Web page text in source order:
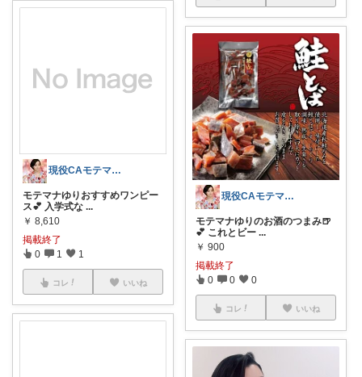
現役CAモテマナゆり
モテマナゆりおすすめワンピー
ス💕 入学式な ...
￥ 8,610
掲載終了
0 1 1
コレ いいね
現役CAモテマナゆり
モテマナゆりのお酒のつまみ🍺
💕 これとビー ...
￥ 900
掲載終了
0 0 0
コレ いいね